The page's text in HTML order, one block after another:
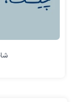
برای
می‌خواهید
خودتان